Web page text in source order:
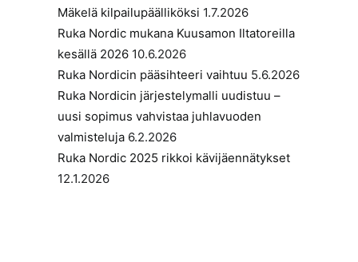
Mäkelä kilpailupäälliköksi 1.7.2026
Ruka Nordic mukana Kuusamon Iltatoreilla
kesällä 2026 10.6.2026
Ruka Nordicin pääsihteeri vaihtuu 5.6.2026
Ruka Nordicin järjestelymalli uudistuu –
uusi sopimus vahvistaa juhlavuoden
valmisteluja 6.2.2026
Ruka Nordic 2025 rikkoi kävijäennätykset
12.1.2026